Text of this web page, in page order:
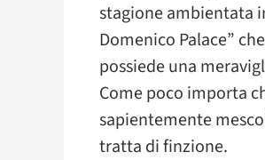
stagione ambientata
Domenico Palace”
possiede una
Come poco importa
sapientemente
tratta di finzione.